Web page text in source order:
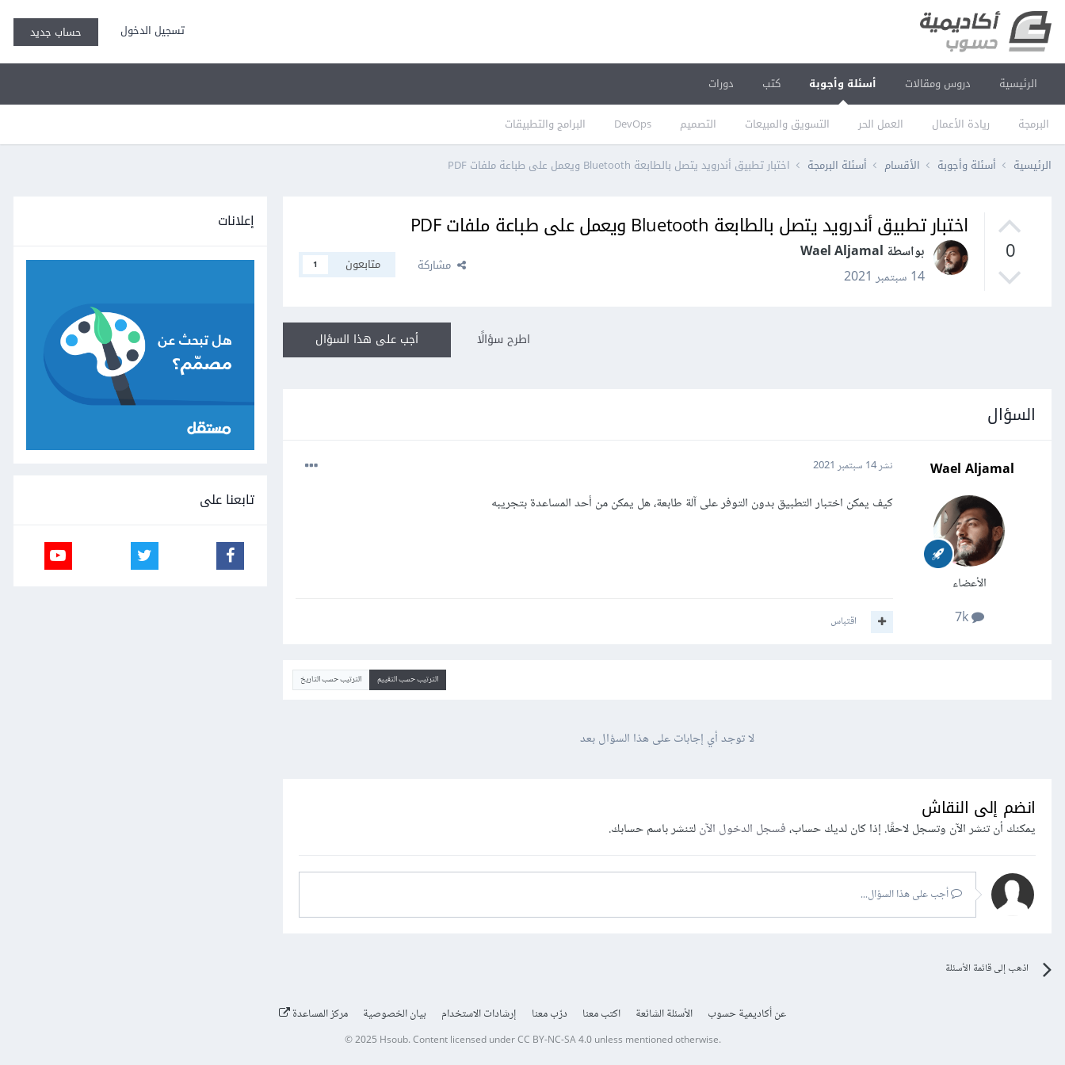
تسجيل الدخول حساب جديد
الرئيسية دروس ومقالات أسئلة وأجوبة
البرمجة ريادة الأعمال العمل الحر التسويق والمبيعات التصميم DevOps البرامج والتطبيقات
كتب دورات
الرئيسية أسئلة وأجوبة الأقسام أسئلة البرمجة اختبار تطبيق أندرويد يتصل بالطابعة Bluetooth ويعمل على طباعة ملفات PDF
0
اختبار تطبيق أندرويد يتصل بالطابعة Bluetooth ويعمل على طباعة ملفات PDF
بواسطة Wael Aljamal
14 سبتمبر 2021
مشاركة متابعون 1
أجب على هذا السؤال اطرح سؤالًا
السؤال
Wael Aljamal
الأعضاء
7k
نشر14 سبتمبر 2021
كيف يمكن اختبار التطبيق بدون التوفر على آلة طابعة، هل يمكن من أحد المساعدة بتجريبه
اقتباس
الترتيب حسب التقييم الترتيب حسب التاريخ
لا توجد أي إجابات على هذا السؤال بعد
انضم إلى النقاش
يمكنك أن تنشر الآن وتسجل لاحقًا. إذا كان لديك حساب،فسجل الدخول الآنلتنشر باسم حسابك.
أجب على هذا السؤال...
اذهب إلى قائمة الأسئلة
إعلانات
تابعنا على
عن أكاديمية حسوب الأسئلة الشائعة اكتب معنا درّب معنا إرشادات الاستخدام بيان الخصوصية مركز المساعدة
© 2025 Hsoub.Content licensed underCC BY-NC-SA 4.0unless mentioned otherwise.